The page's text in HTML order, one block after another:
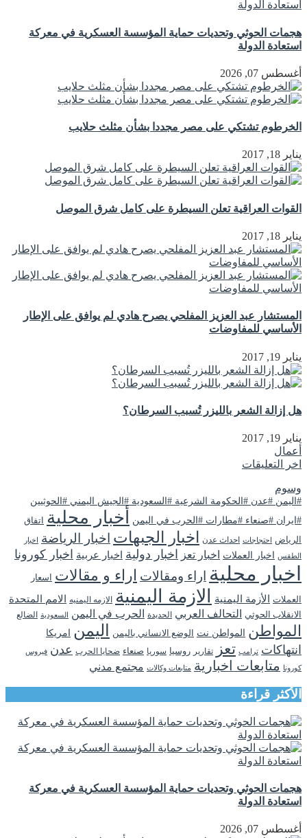
هجمات الحوثي وتحديات حماية المؤسسة العسكرية في معركة
استعادة الدولة
أغسطس 07, 2026
الخرطوم تشتكي على مصر مجددا بشأن مثلث حلايب
يناير 18, 2017
القوات العراقية تعلن السيطرة على كامل شرق الموصل
يناير 18, 2017
المستشار عبد العزيز المفلحي يصرح هادي لم يوافق على الإطار
الأساسي للمفاوضات
يناير 19, 2017
هل إزالة الشعر بالليزر تُسبب السرطان؟
يناير 19, 2017
أعمال
اخر التعليقات
وسوم
#اليمن #عدن #الحكومة الشرعية #السعودية #الجيش اليمني #الحوثيين
#ايران #صنعاء #مطارات #الحرب في اليمن
أخبار محلية
اتفاق
الرياض
احتجاجات احداث عدن اخبار الجبهات اخبار الرياضة اخبار
الطقس
اخبار العملات اخبار تعز اخبار دولية اخبار عربية اخبار كورونا
اخبار محلية اراء ومقالات اراء و مقالات اسعار
العملات الأزمة اليمنية الازمة اليمنية الازمه اليمنيه الامم المتحدة
الانقلاب الحوثي التحالف العربي الحديدة الحرب في اليمن السعودية الضالع
المواطن المواطن نت الوضع الانساني باليمن اليمن امريكا
انتهاكات ترامب تعز تقارير روسيا سوريا صنعاء ضحايا الحرب عدن فيروس
كورونا متابعات اخبارية متابعات وكالات مجتمع مدني
الأكثر قراءة
هجمات الحوثي وتحديات حماية المؤسسة العسكرية في معركة
استعادة الدولة
أغسطس 07, 2026